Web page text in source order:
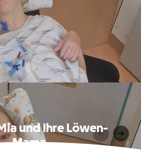
und Ihre Löwen-
Mama